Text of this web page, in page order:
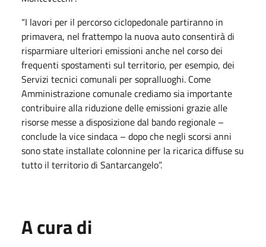
“I lavori per il percorso ciclopedonale partiranno in
primavera, nel frattempo la nuova auto consentirà di
risparmiare ulteriori emissioni anche nel corso dei
frequenti spostamenti sul territorio, per esempio, dei
Servizi tecnici comunali per sopralluoghi. Come
Amministrazione comunale crediamo sia importante
contribuire alla riduzione delle emissioni grazie alle
risorse messe a disposizione dal bando regionale –
conclude la vice sindaca – dopo che negli scorsi anni
sono state installate colonnine per la ricarica diffuse su
tutto il territorio di Santarcangelo”.
A cura di